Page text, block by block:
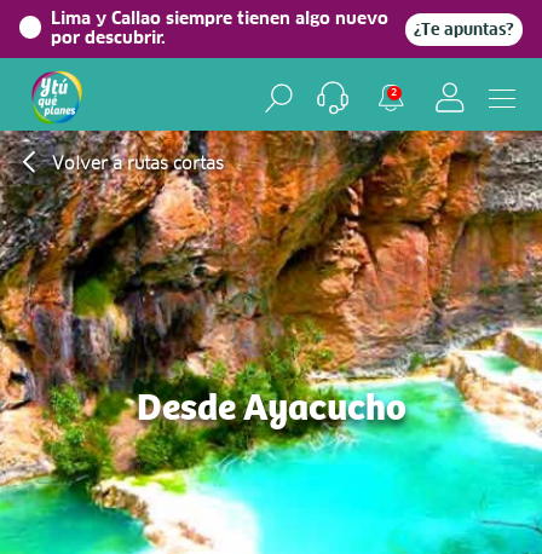
Lima y Callao siempre tienen algo nuevo
por descubrir.
¿Te apuntas?
2
Volver a rutas cortas
Desde Ayacucho